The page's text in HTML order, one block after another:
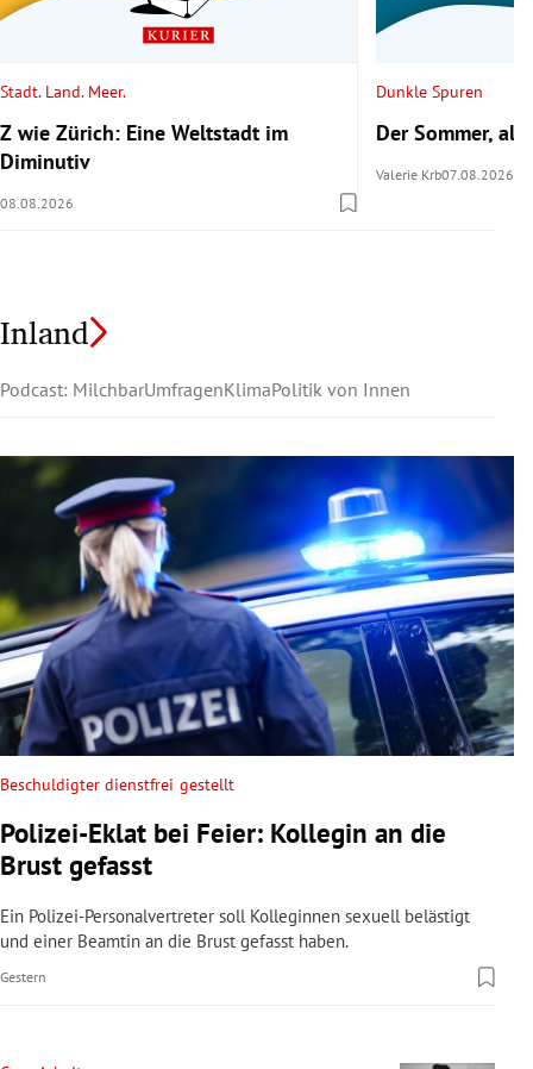
Stadt. Land. Meer.
Z wie Zürich: Eine Weltstadt im
Diminutiv
08.08.2026
Dunkle Spuren
Der Sommer,
Valerie Krb07.08.2026
Inland
Podcast: MilchbarUmfragenKlimaPolitik von Innen
Beschuldigter dienstfrei gestellt
Polizei-Eklat bei Feier: Kollegin an die
Brust gefasst
Ein Polizei-Personalvertreter soll Kolleginnen sexuell belästigt
und einer Beamtin an die Brust gefasst haben.
Gestern